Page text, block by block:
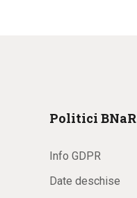
Politici BNaR
Info GDPR
Date deschise